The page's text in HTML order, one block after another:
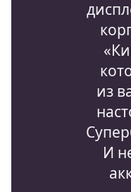
из
И